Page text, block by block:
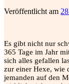
Veröffentlicht am
Es gibt nicht nur
365 Tage im Jahr
sich alles gefallen
zur einer Hexe, wie
jemanden auf den